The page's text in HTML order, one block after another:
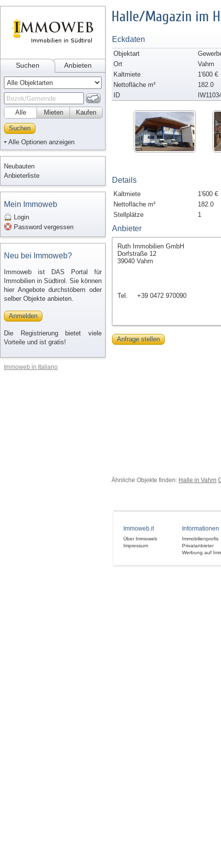
Suchen Anbieten
Alle Kaufen
Mieten
Suchen
Alle Optionen anzeigen
Neubauten
Anbieterliste
Mein Immoweb
Login
Password vergessen
Neu bei Immoweb?
Immoweb ist DAS Portal für
Immobilien in Südtirol. Sie können
hier Angebote durchstöbern oder
selber Objekte anbieten.
Anmelden
Die Registrierung bietet viele
Vorteile und ist gratis!
Immoweb in Italiano
Halle/Magazin im
Eckdaten
Objektart
Ort
Vahrn
Kaltmiete
1'600 €
Nettofläche m²
182.0
ID
Details
Kaltmiete
1'600 €
Nettofläche m²
182.0
Stellplätze
1
Anbieter
Ruth Immobilien GmbH
Dorfstraße 12
39040 Vahrn
Tel. +39 0472 970090
Anfrage stellen
Ähnliche Objekte finden: Halle in Vahrn
Immoweb.it
Über Immoweb
Impressum
Informationen
Immobilienprofis
Privatanbieter
Werbung auf